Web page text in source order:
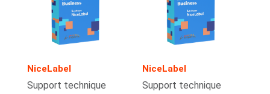
NiceLabel
Support technique
NiceLabel
Support technique